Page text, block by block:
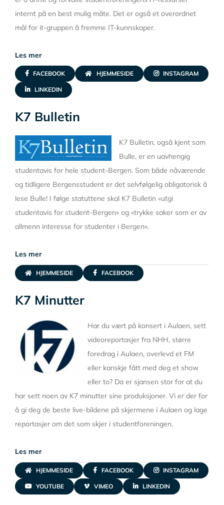
internt på en best mulig måte. Det er også et overordnet
mål for it-gruppen å fremme IT-kunnskaper.
Les mer
FACEBOOK HJEMMESIDE INSTAGRAM
LINKEDIN
K7 Bulletin
K7 Bulletin, også kjent som
Bulle, er en uavhengig
studentavis for hele student-Bergen. Som både nåværende
og tidligere Bergensstudent er det selvfølgelig obligatorisk å
lese Bulle! I følge statuttene skal K7 Bulletin «utgi
studentavis for student-Bergen» og «trykke saker som er av
allmenn interesse for studenter i Bergen».
Les mer
HJEMMESIDE FACEBOOK
K7 Minutter
Har du vært på konsert i Aulaen, sett
videoreportasjer fra NHH, større
foredrag i Aulaen, overlevd et FM
eller kanskje fått med deg et show
eller to? Da er sjansen stor for at du
har sett noen av K7 minutter sine produksjoner. Vi er der for
å gi deg de beste live-bildene på skjermene i Aulaen og lage
reportasjer om det som skjer i studentforeningen.
Les mer
HJEMMESIDE FACEBOOK INSTAGRAM
YOUTUBE VIMEO LINKEDIN